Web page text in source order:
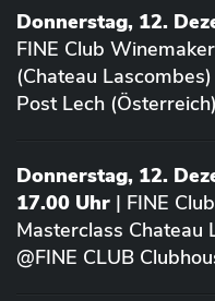
Donnerstag, 12.
FINE Club
(Chateau
Post Lech (Österreich)
Donnerstag, 12.
17.00 Uhr | FINE
Masterclass Chateau
@FINE CLUB